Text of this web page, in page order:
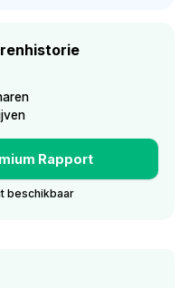
Rapport
beschikbaar